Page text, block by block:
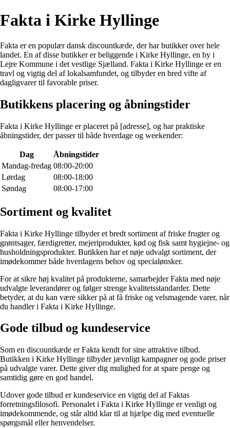
Fakta i Kirke Hyllinge
Fakta er en populær dansk discountkæde, der har butikker over hele
landet. En af disse butikker er beliggende i Kirke Hyllinge, en by i
Lejre Kommune i det vestlige Sjælland. Fakta i Kirke Hyllinge er en
travl og vigtig del af lokalsamfundet, og tilbyder en bred vifte af
dagligvarer til favorable priser.
Butikkens placering og åbningstider
Fakta i Kirke Hyllinge er placeret på [adresse], og har praktiske
åbningstider, der passer til både hverdage og weekender:
Dag
Åbningstider
Mandag-fredag 08:00-20:00
Lørdag
08:00-18:00
Søndag
08:00-17:00
Sortiment og kvalitet
Fakta i Kirke Hyllinge tilbyder et bredt sortiment af friske frugter og
grøntsager, færdigretter, mejeriprodukter, kød og fisk samt hygiejne- og
husholdningsprodukter. Butikken har et nøje udvalgt sortiment, der
imødekommer både hverdagens behov og specialønsker.
For at sikre høj kvalitet på produkterne, samarbejder Fakta med nøje
udvalgte leverandører og følger strenge kvalitetsstandarder. Dette
betyder, at du kan være sikker på at få friske og velsmagende varer, når
du handler i Fakta i Kirke Hyllinge.
Gode tilbud og kundeservice
Som en discountkæde er Fakta kendt for sine attraktive tilbud.
Butikken i Kirke Hyllinge tilbyder jævnligt kampagner og gode priser
på udvalgte varer. Dette giver dig mulighed for at spare penge og
samtidig gøre en god handel.
Udover gode tilbud er kundeservice en vigtig del af Faktas
forretningsfilosofi. Personalet i Fakta i Kirke Hyllinge er venligt og
imødekommende, og står altid klar til at hjælpe dig med eventuelle
spørgsmål eller henvendelser.